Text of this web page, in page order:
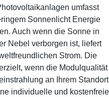
umfasst
Sonnenlicht Energie
Auch wenn die Sonne in
Nebel verborgen ist, liefert
Strom. Die
wenn die Modulqualität
an Ihrem Standort
individuelle und kostenfreie